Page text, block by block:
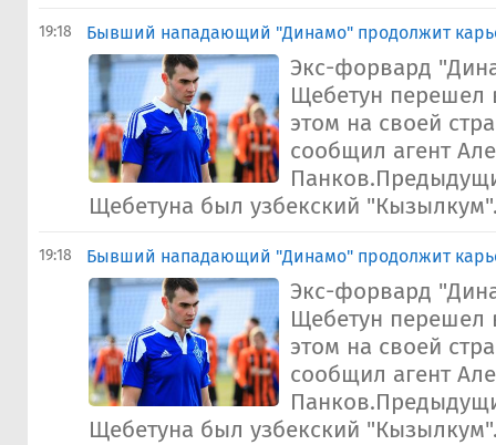
19:18 Бывший нападающий "Динамо" продолжит
Экс-форвард
Щебетун перешел
этом на своей
сообщил агент
Щебетуна был узбекский
19:18 Бывший нападающий "Динамо" продолжит
Экс-форвард
Щебетун перешел
этом на своей
сообщил агент
Щебетуна был узбекский